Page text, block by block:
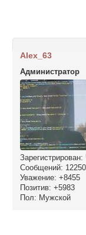
Alex_63
Администратор
Зарегистрирован:
Сообщений: 12250
Уважение: +8455
Позитив: +5983
Пол: Мужской